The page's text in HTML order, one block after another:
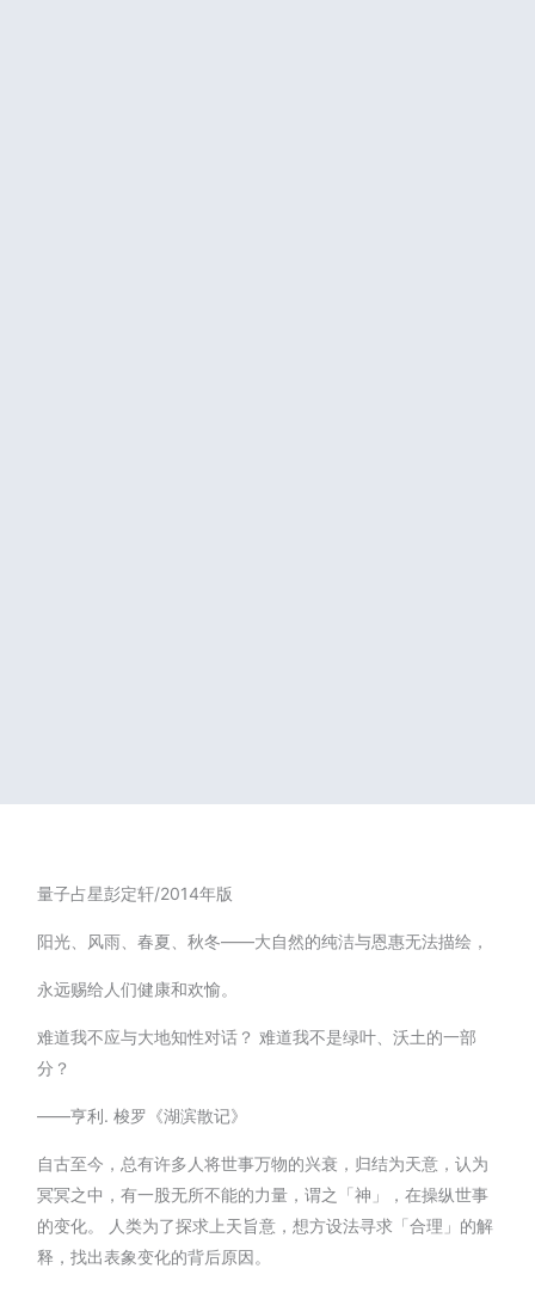
量子占星彭定轩/2014年版
阳光、风雨、春夏、秋冬——大自然的纯洁与恩惠无法描绘，
永远赐给人们健康和欢愉。
难道我不应与大地知性对话？ 难道我不是绿叶、沃土的一部
分？
——亨利. 梭罗《湖滨散记》
自古至今，总有许多人将世事万物的兴衰，归结为天意，认为
冥冥之中，有一股无所不能的力量，谓之「神」，在操纵世事
的变化。 人类为了探求上天旨意，想方设法寻求「合理」的解
释，找出表象变化的背后原因。